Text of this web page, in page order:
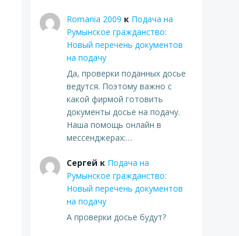
Romania 2009 к Подача на
Румынское гражданство:
Новый перечень документов
на подачу
Да, проверки поданных досье
ведутся. Поэтому важно с
какой фирмой готовить
документы досье на подачу.
Наша помощь онлайн в
мессенджерах:…
Сергей к Подача на
Румынское гражданство:
Новый перечень документов
на подачу
А проверки досье будут?